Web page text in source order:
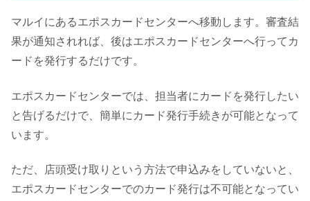
マルイにあるエポスカードセンターへ移動します。審査結
果が通知されれば、後はエポスカードセンターへ行ってカ
ードを発行するだけです。
エポスカードセンターでは、担当者にカードを発行したい
と告げるだけで、簡単にカード発行手続きが可能となって
います。
ただ、店頭受け取りという方法で申込みをしていないと、
エポスカードセンターでのカード発行は不可能となってい